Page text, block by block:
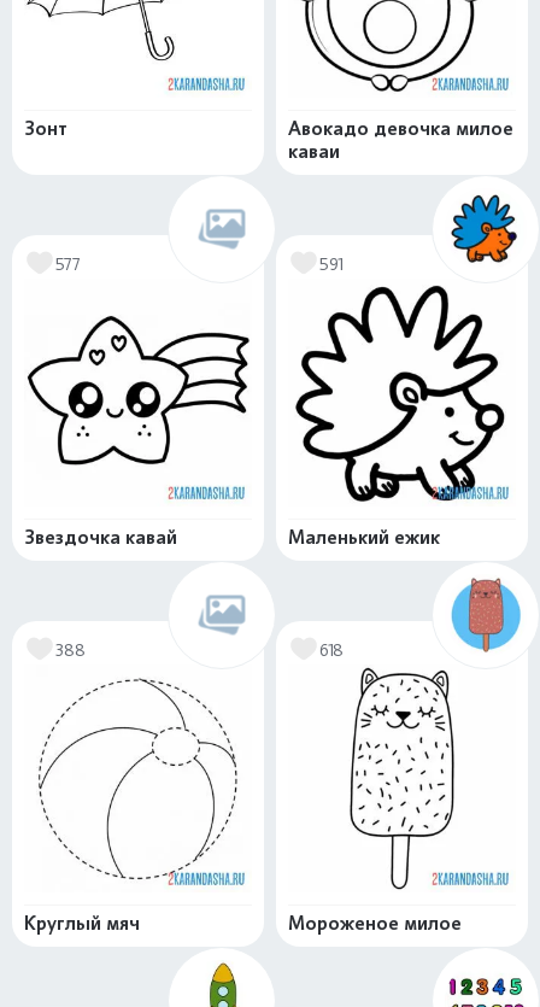
Зонт
Авокадо девочка милое
каваи
577
Звездочка кавай
591
Маленький ежик
388
Круглый мяч
618
Мороженое милое